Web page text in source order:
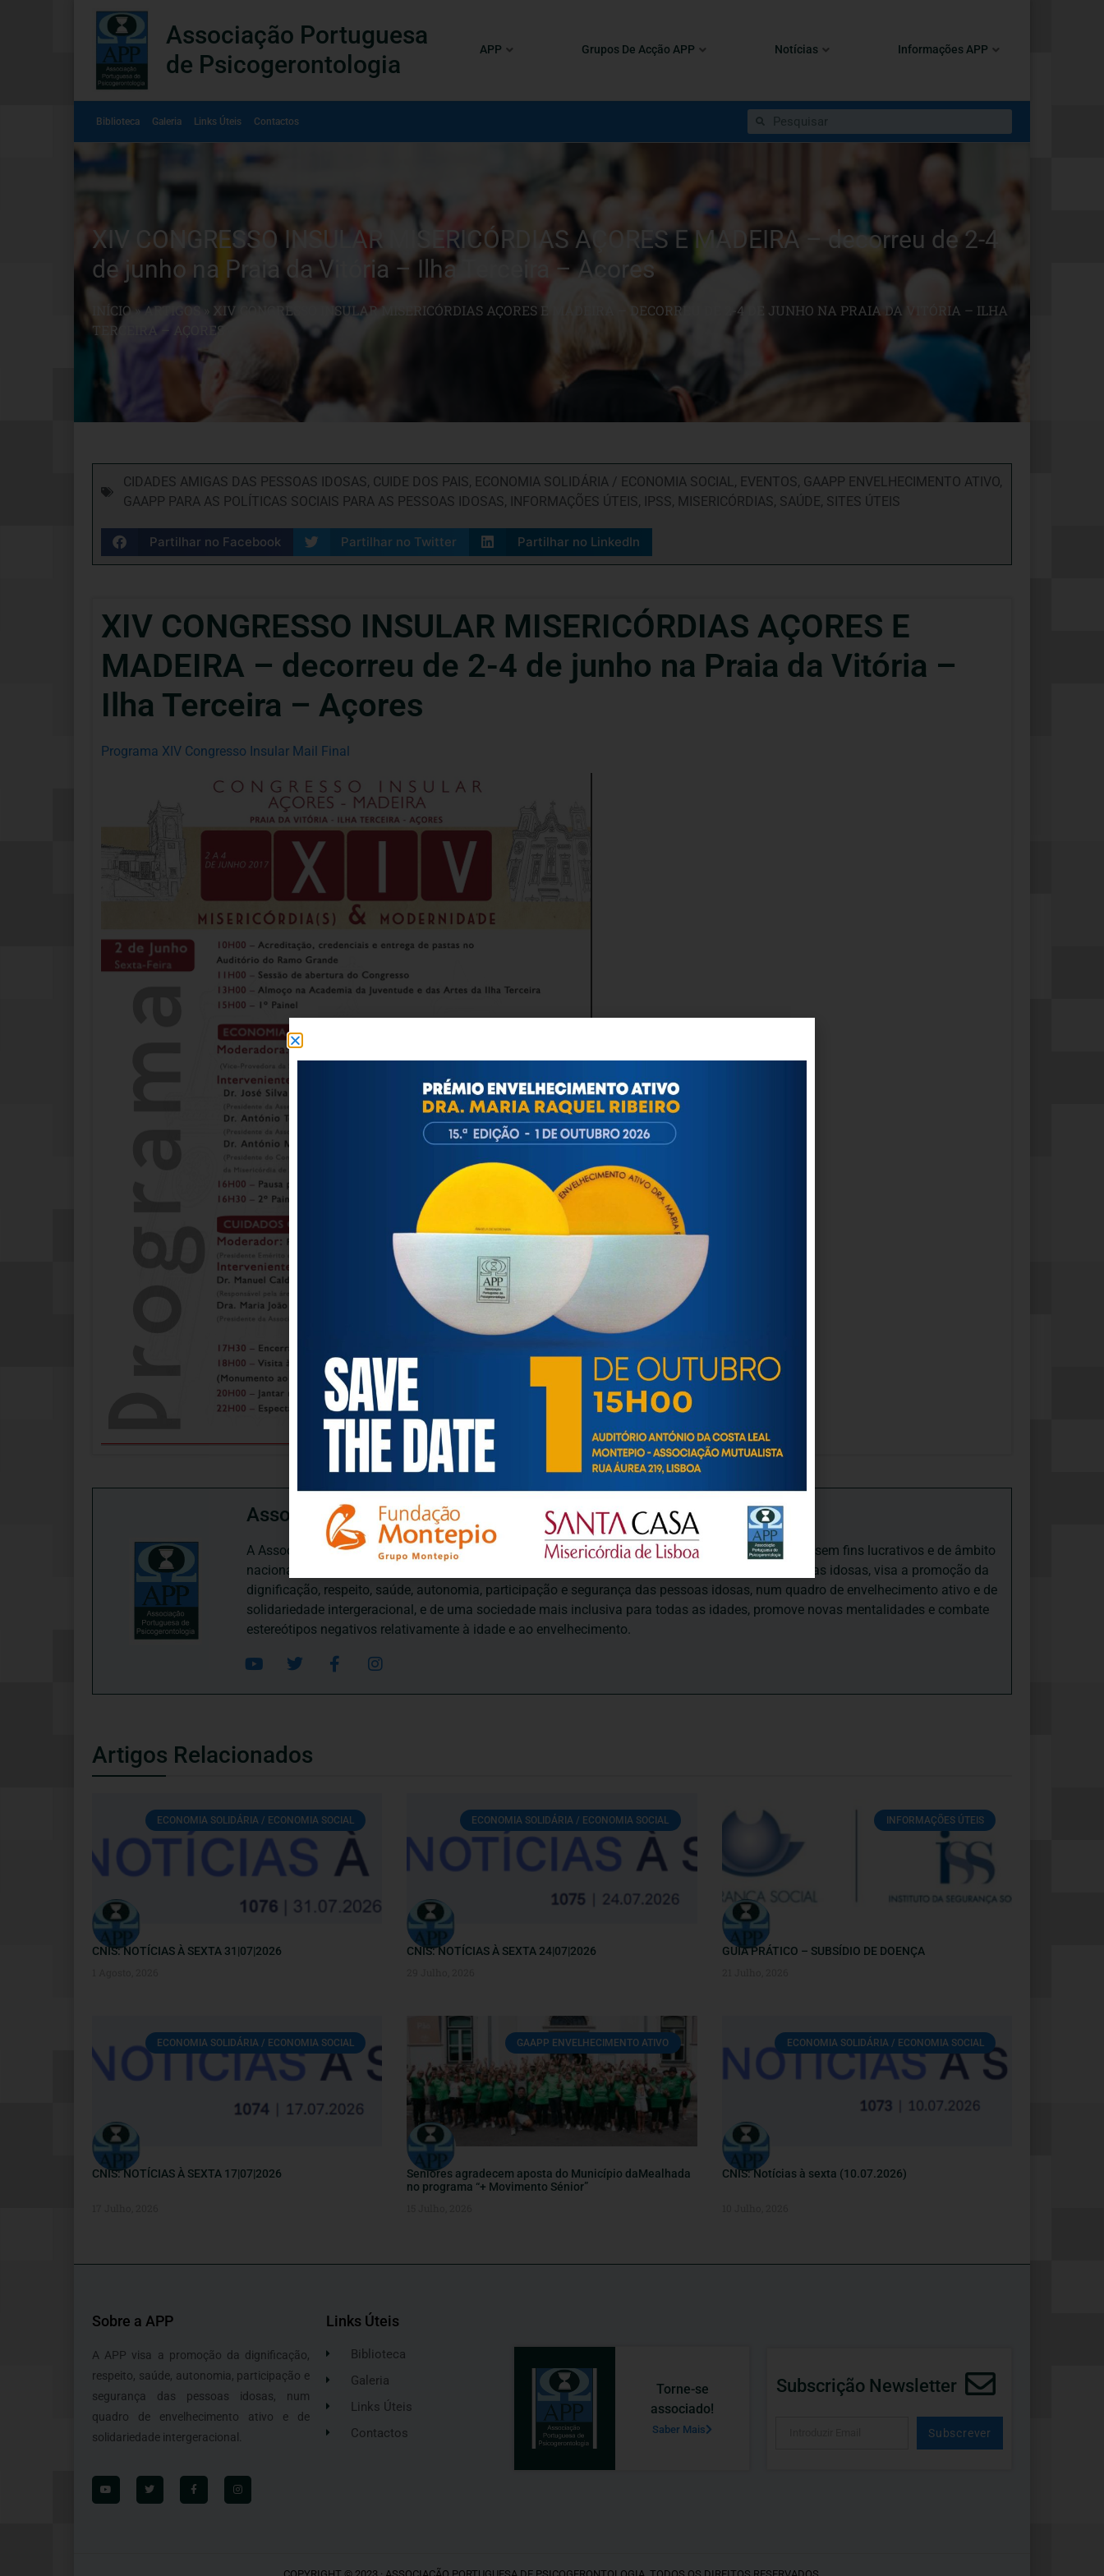
Associação Portuguesa
de Psicogerontologia
APP Grupos De Acção APP Notícias Informações APP
Biblioteca Galeria Links Úteis Contactos
XIV CONGRESSO INSULAR MISERICÓRDIAS AÇORES E MADEIRA – decorreu de 2-4
de junho na Praia da Vitória – Ilha Terceira – Açores
INÍCIO »ARTIGOS
XIV CONGRESSO INSULAR MISERICÓRDIAS AÇORES E MADEIRA – DECORREU DE 2-4 DE JUNHO NA PRAIA DA VITÓRIA – ILHA
TERCEIRA – AÇORES
CIDADES AMIGAS DAS PESSOAS IDOSAS, CUIDE DOS PAIS, ECONOMIA SOLIDÁRIA / ECONOMIA SOCIAL , EVENTOS, GAAPP ENVELHECIMENTO ATIVO,
GAAPP PARA AS POLÍTICAS SOCIAIS PARA AS PESSOAS IDOSAS, INFORMAÇÕES ÚTEIS, IPSS, MISERICÓRDIAS, SAÚDE, SITES ÚTEIS
Partilhar no Facebook Partilhar no Twitter Partilhar no LinkedIn
XIV CONGRESSO INSULAR MISERICÓRDIAS AÇORES E
MADEIRA – decorreu de 2-4 de junho na Praia da Vitória –
Ilha Terceira – Açores
Programa XIV Congresso Insular Mail Final
Associação Portuguesa de Psicogerontologia
A Associação Portuguesa de Psicogerontologia-APP, Instituição Particular de Solidariedade Social sem fins lucrativos e de âmbito
nacional, dedica-se às questões biopsicológicas e sociais inerentes ao envelhecimento e às pessoas idosas, visa a promoção da
dignificação, respeito, saúde, autonomia, participação e segurança das pessoas idosas, num quadro de envelhecimento ativo e de
solidariedade intergeracional, e de uma sociedade mais inclusiva para todas as idades, promove novas mentalidades e combate
estereótipos negativos relativamente à idade e ao envelhecimento.
Artigos Relacionados
ECONOMIA SOLIDÁRIA / ECONOMIA SOCIAL
CNIS: NOTÍCIAS À SEXTA 31|07|2026
ECONOMIA SOLIDÁRIA / ECONOMIA SOCIAL
CNIS: NOTÍCIAS À SEXTA 24|07|2026
INFORMAÇÕES ÚTEIS
GUIA PRÁTICO – SUBSÍDIO DE DOENÇA
ECONOMIA SOLIDÁRIA / ECONOMIA SOCIAL
CNIS: NOTÍCIAS À SEXTA 17|07|2026
GAAPP ENVELHECIMENTO ATIVO
Seniores agradecem aposta do Município daMealhada
no programa “+ Movimento Sénior”
ECONOMIA SOLIDÁRIA / ECONOMIA SOCIAL
CNIS: Notícias à sexta (10.07.2026)
Sobre a APP
A APP visa a promoção da dignificação,
respeito, saúde, autonomia, participação e
segurança das pessoas idosas, num
quadro de envelhecimento ativo e de
solidariedade intergeracional.
Links Úteis
Biblioteca
Galeria
Links Úteis
Contactos
Torne-se
associado!
Saber Mais
Subscrição Newsletter
Subscrever